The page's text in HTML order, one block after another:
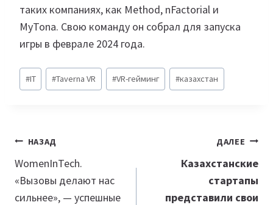
таких компаниях, как Method, nFactorial и
MyTona. Свою команду он собрал для запуска
игры в феврале 2024 года.
Метки
записи:
#IT #Taverna VR #VR-гейминг #казахстан
Навигация
по
записям
НАЗАД
WomenInTech.
«Вызовы делают нас
сильнее», — успешные
ДАЛЕЕ
Казахстанские
стартапы
представили свои